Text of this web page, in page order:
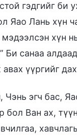
гэдгийг би
Яао Лань хүн
хүн
Би санаа
үүргийг
Чэнь эгч бас,
бол Ван ах,